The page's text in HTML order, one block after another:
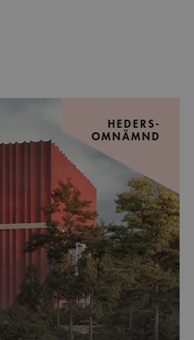
HEDERS-
OMNÄMND